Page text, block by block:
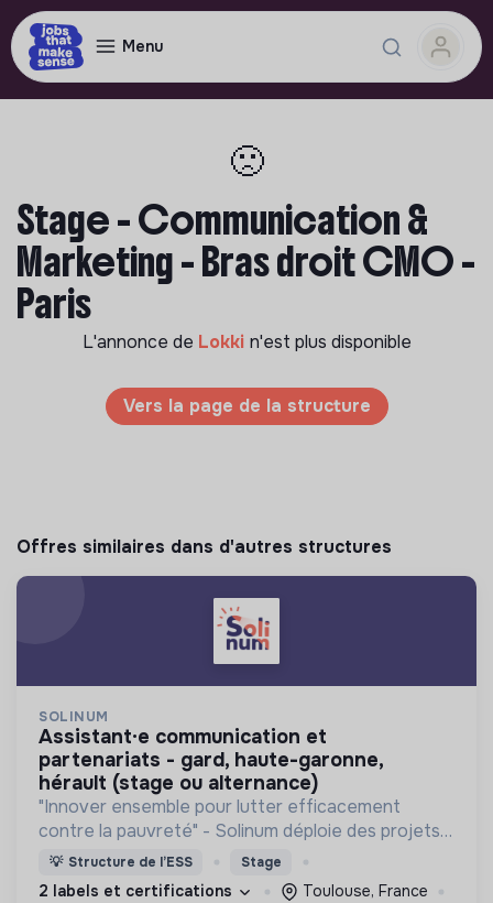
Menu
🙁
Stage - Communication &
Marketing - Bras droit CMO -
Paris
L'annonce de Lokki n'est plus disponible
Vers la page de la structure
Offres similaires dans d'autres structures
SOLINUM
assistant·e communication et
partenariats - gard, haute-garonne,
hérault (stage ou alternance)
"Innover ensemble pour lutter efficacement
contre la pauvreté" - Solinum déploie des projets
d'innovation sociale qui utilisent le numérique pour
participer à la lutte contre la pauvreté
💡 Structure de l’ESS Stage
2 labels et certifications
Toulouse, France